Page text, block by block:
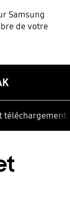
Samsung
de votre
téléchargements